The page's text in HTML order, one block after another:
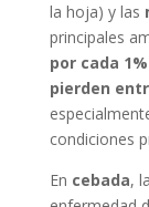
la hoja) y las
principales
por cada
pierden
condiciones
En cebada, la